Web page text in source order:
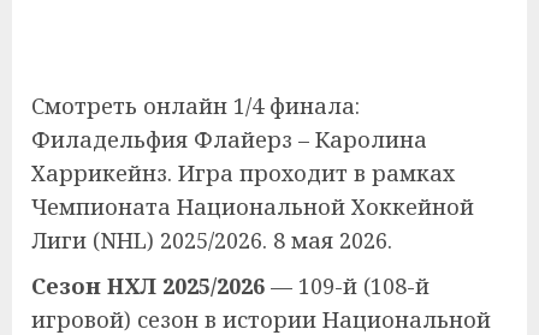
Смотреть онлайн 1/4 финала:
Филадельфия Флайерз – Каролина
Харрикейнз. Игра проходит в рамках
Чемпионата Национальной Хоккейной
Лиги (NHL) 2025/2026. 8 мая 2026.
Сезон НХЛ 2025/2026 — 109-й (108-й
игровой) сезон в истории Национальной